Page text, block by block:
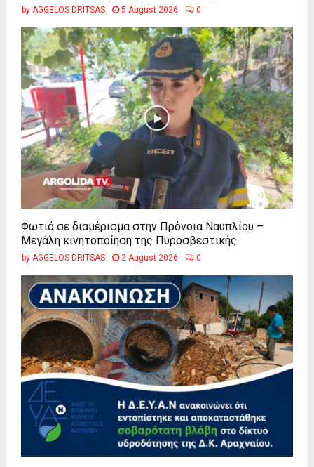
by AGGELOS DRITSAS 5 August 2026 0
Φωτιά σε διαμέρισμα στην Πρόνοια Ναυπλίου –
Μεγάλη κινητοποίηση της Πυροσβεστικής
by AGGELOS DRITSAS 2 August 2026 0